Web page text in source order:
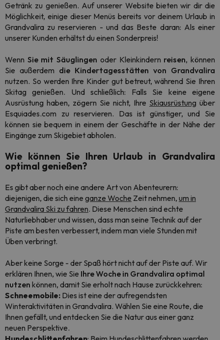
Getränk zu genießen. Auf unserer Website bieten wir dir die
Möglichkeit, einige dieser Menüs bereits vor deinem Urlaub in
Grandvalira zu reservieren - und das Beste daran: Als einer
unserer Kunden erhältst du einen Sonderpreis!
Wenn Sie mit Säuglingen oder Kleinkindern reisen, können
Sie außerdem die Kindertagesstätten von Grandvalira
nutzen. So werden Ihre Kinder gut betreut, während Sie Ihren
Skitag genießen. Und schließlich: Falls Sie keine eigene
Ausrüstung haben, zögern Sie nicht, Ihre Skiausrüstung über
Esquiades.com zu reservieren. Das ist günstiger, und Sie
können sie bequem in einem der Geschäfte in der Nähe der
Eingänge zum Skigebiet abholen.
Wie können Sie Ihren Urlaub in Grandvalira
optimal genießen?
Es gibt aber noch eine andere Art von Abenteurern:
diejenigen, die sich eine ganze Woche Zeit nehmen, um in
Grandvalira Ski zu fahren. Diese Menschen sind echte
Naturliebhaber und wissen, dass man seine Technik auf der
Piste am besten verbessert, indem man viele Stunden mit
Üben verbringt.
Aber keine Sorge - der Spaß hört nicht auf der Piste auf. Wir
erklären Ihnen, wie Sie Ihre Woche in Grandvalira optimal
nutzen können, damit Sie erholt nach Hause zurückkehren:
Schneemobile: Dies ist eine der aufregendsten
Winteraktivitäten in Grandvalira. Wählen Sie eine Route, die
Ihnen gefällt, und entdecken Sie die Natur aus einer ganz
neuen Perspektive.